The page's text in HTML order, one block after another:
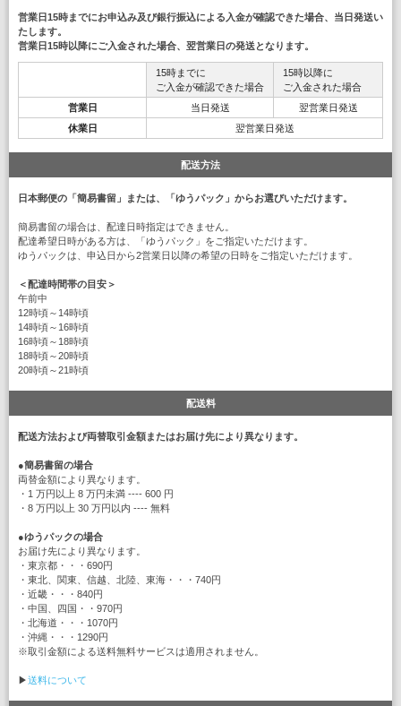
営業日15時までにお申込み及び銀行振込による入金が確認できた場合、当日発送い
たします。
営業日15時以降にご入金された場合、翌営業日の発送となります。
15時までに
ご入金が確認できた場合
15時以降に
ご入金された場合
営業日
当日発送
翌営業日発送
休業日
翌営業日発送
配送方法
日本郵便の「簡易書留」または、「ゆうパック」からお選びいただけます。
簡易書留の場合は、配達日時指定はできません。
配達希望日時がある方は、「ゆうパック」をご指定いただけます。
ゆうパックは、申込日から2営業日以降の希望の日時をご指定いただけます。
＜配達時間帯の目安＞
午前中
12時頃～14時頃
14時頃～16時頃
16時頃～18時頃
18時頃～20時頃
20時頃～21時頃
配送料
配送方法および両替取引金額またはお届け先により異なります。
●簡易書留の場合
両替金額により異なります。
・1 万円以上 8 万円未満 ---- 600 円
・8 万円以上 30 万円以内 ---- 無料
●ゆうパックの場合
お届け先により異なります。
・東京都・・・690円
・東北、関東、信越、北陸、東海・・・740円
・近畿・・・840円
・中国、四国・・970円
・北海道・・・1070円
・沖縄・・・1290円
※取引金額による送料無料サービスは適用されません。
▶送料について